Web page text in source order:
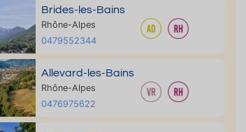
Brides-les-Bains
Rhône-Alpes
0479552344
Allevard-les-Bains
Rhône-Alpes
0476975622